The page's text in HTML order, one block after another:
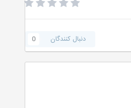
دنبال کنندگان 0